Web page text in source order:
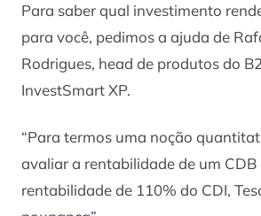
Para saber qual investimento
para você, pedimos a ajuda de
Rodrigues, head de produtos do
InvestSmart XP.
“Para termos uma noção
avaliar a rentabilidade de um CDB
rentabilidade de 110% do CDI,